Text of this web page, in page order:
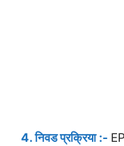
4. निवड प्रक्रिया :-